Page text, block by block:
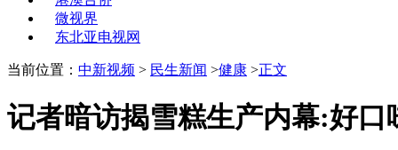
微视界
东北亚电视网
当前位置： 中新视频 > 民生新闻 >健康 >正文
记者暗访揭雪糕生产内幕:好口